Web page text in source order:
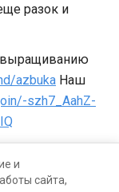
разок и
выращиванию
azbuka Наш
szh7_AahZ-
и
сайта,